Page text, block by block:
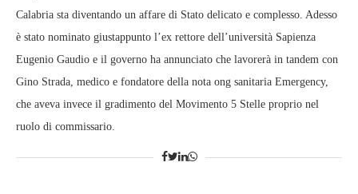
Calabria sta diventando un affare di Stato delicato e complesso. Adesso
è stato nominato giustappunto l’ex rettore dell’università Sapienza
Eugenio Gaudio e il governo ha annunciato che lavorerà in tandem con
Gino Strada, medico e fondatore della nota ong sanitaria Emergency,
che aveva invece il gradimento del Movimento 5 Stelle proprio nel
ruolo di commissario.